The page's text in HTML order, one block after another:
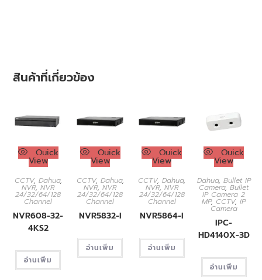
สินค้าที่เกี่ยวข้อง
Quick
View
CCTV, Dahua,
NVR,NVR
24/32/64/128
Channel
NVR608-32-
4KS2
อ่านเพิ่ม
Quick
View
CCTV, Dahua,
NVR,NVR
24/32/64/128
Channel
NVR5832-I
อ่านเพิ่ม
Quick
View
CCTV,Dahua,
NVR, NVR
24/32/64/128
Channel
NVR5864-I
อ่านเพิ่ม
Quick
View
Dahua, Bullet IP
Camera,Bullet
IP Camera 2
MP, CCTV,IP
Camera
IPC-
HD4140X-3D
อ่านเพิ่ม